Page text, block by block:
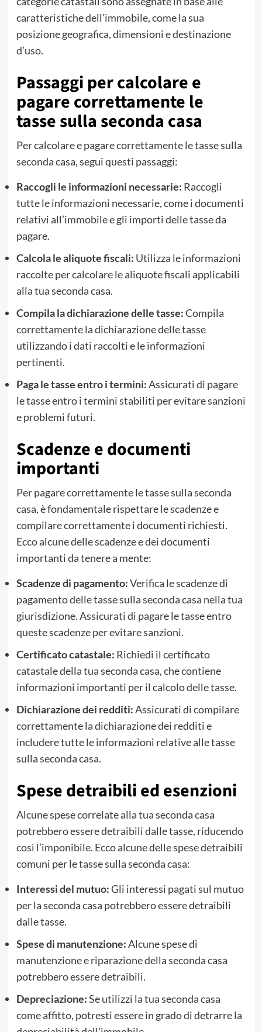
caratteristiche dell’immobile, come la sua
posizione geografica, dimensioni e destinazione
d’uso.
Passaggi per calcolare e
pagare correttamente le
tasse sulla seconda casa
Per calcolare e pagare correttamente le tasse sulla
seconda casa, segui questi passaggi:
Raccogli le informazioni necessarie: Raccogli
tutte le informazioni necessarie, come i documenti
relativi all’immobile e gli importi delle tasse da
pagare.
Calcola le aliquote fiscali: Utilizza le informazioni
raccolte per calcolare le aliquote fiscali applicabili
alla tua seconda casa.
Compila la dichiarazione delle tasse:Compila
correttamente la dichiarazione delle tasse
utilizzando i dati raccolti e le informazioni
pertinenti.
Paga le tasse entro i termini:Assicurati di pagare
le tasse entro i termini stabiliti per evitare sanzioni
e problemi futuri.
Scadenze e documenti
importanti
Per pagare correttamente le tasse sulla seconda
casa, è fondamentale rispettare le scadenze e
compilare correttamente i documenti richiesti.
Ecco alcune delle scadenze e dei documenti
importanti da tenere a mente:
Scadenze di pagamento:Verifica le scadenze di
pagamento delle tasse sulla seconda casa nella tua
giurisdizione. Assicurati di pagare le tasse entro
queste scadenze per evitare sanzioni.
Certificato catastale: Richiedi il certificato
catastale della tua seconda casa, che contiene
informazioni importanti per il calcolo delle tasse.
Dichiarazione dei redditi:Assicurati di compilare
correttamente la dichiarazione dei redditi e
includere tutte le informazioni relative alle tasse
sulla seconda casa.
Spese detraibili ed esenzioni
Alcune spese correlate alla tua seconda casa
potrebbero essere detraibili dalle tasse, riducendo
così l’imponibile. Ecco alcune delle spese detraibili
comuni per le tasse sulla seconda casa:
Interessi del mutuo:Gli interessi pagati sul mutuo
per la seconda casa potrebbero essere detraibili
dalle tasse.
Spese di manutenzione:Alcune spese di
manutenzione e riparazione della seconda casa
potrebbero essere detraibili.
Depreciazione:Se utilizzi la tua seconda casa
come affitto, potresti essere in grado di detrarre la